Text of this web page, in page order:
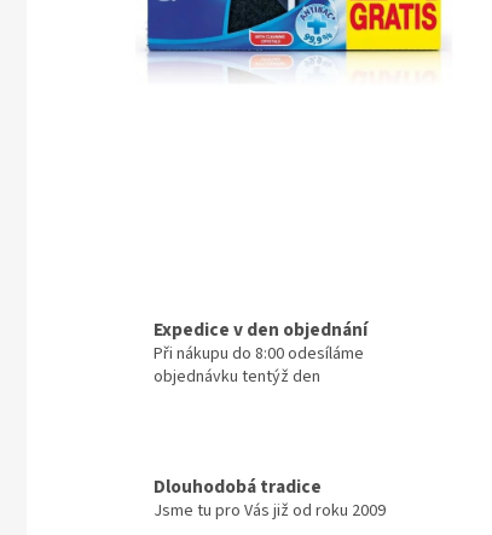
Expedice v den objednání
Při nákupu do 8:00 odesíláme
objednávku tentýž den
Dlouhodobá tradice
Jsme tu pro Vás již od roku 2009